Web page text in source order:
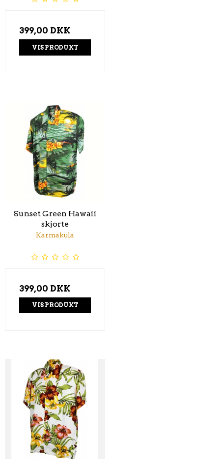
399,00 DKK
VIS PRODUKT
Sunset Green Hawaii
skjorte
Karmakula
399,00 DKK
VIS PRODUKT